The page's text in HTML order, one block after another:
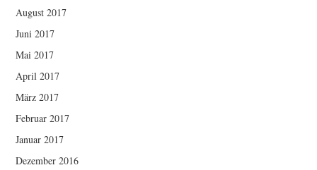
August 2017
Juni 2017
Mai 2017
April 2017
März 2017
Februar 2017
Januar 2017
Dezember 2016